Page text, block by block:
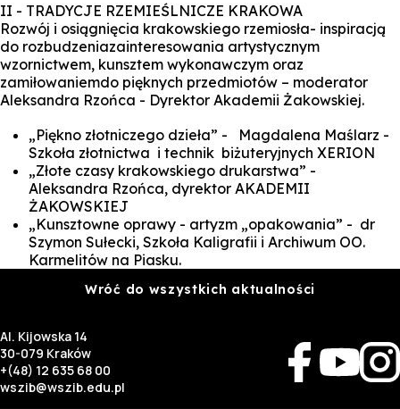
II - TRADYCJE RZEMIEŚLNICZE KRAKOWA
Rozwój i osiągnięcia krakowskiego rzemiosła- inspiracją
do rozbudzeniazainteresowania artystycznym
wzornictwem, kunsztem wykonawczym oraz
zamiłowaniemdo pięknych przedmiotów – moderator
Aleksandra Rzońca - Dyrektor Akademii Żakowskiej.
„Piękno złotniczego dzieła” - Magdalena Maślarz -
Szkoła złotnictwa i technik biżuteryjnych XERION
„Złote czasy krakowskiego drukarstwa” -
Aleksandra Rzońca, dyrektor AKADEMII
ŻAKOWSKIEJ
„Kunsztowne oprawy - artyzm „opakowania” - dr
Szymon Sułecki, Szkoła Kaligrafii i Archiwum OO.
Karmelitów na Piasku.
Wróć do wszystkich aktualności
Al. Kijowska 14
30-079 Kraków
+(48) 12 635 68 00
wszib@wszib.edu.pl